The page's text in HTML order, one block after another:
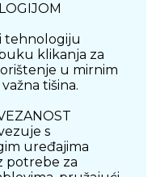
tehnologiju
klikanja za
u mirnim
tišina.
s
uređajima
potrebe za